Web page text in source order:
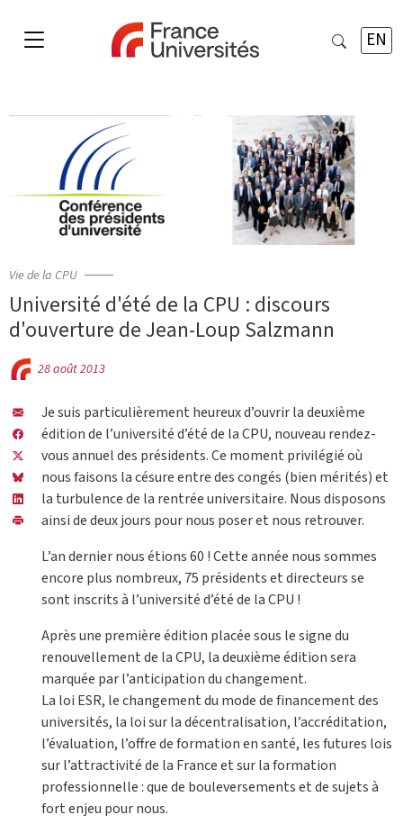
EN
Vie de la CPU
Université d'été de la CPU : discours
d'ouverture de Jean-Loup Salzmann
28 août 2013
Je suis particulièrement heureux d’ouvrir la deuxième
édition de l’université d’été de la CPU, nouveau rendez-
vous annuel des présidents. Ce moment privilégié où
nous faisons la césure entre des congés (bien mérités) et
la turbulence de la rentrée universitaire. Nous disposons
ainsi de deux jours pour nous poser et nous retrouver.
L’an dernier nous étions 60 ! Cette année nous sommes
encore plus nombreux, 75 présidents et directeurs se
sont inscrits à l’université d’été de la CPU !
Après une première édition placée sous le signe du
renouvellement de la CPU, la deuxième édition sera
marquée par l’anticipation du changement.
La loi ESR, le changement du mode de financement des
universités, la loi sur la décentralisation, l’accréditation,
l’évaluation, l’offre de formation en santé, les futures lois
sur l’attractivité de la France et sur la formation
professionnelle : que de bouleversements et de sujets à
fort enjeu pour nous.